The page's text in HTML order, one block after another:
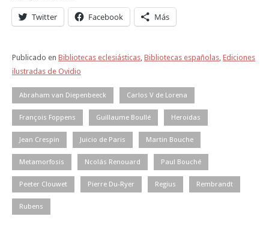
Twitter Facebook Más
Publicado en Bibliotecas eclesiásticas, Bibliotecas españolas, Ediciones
ilustradas de Ovidio
Abraham van Diepenbeeck Carlos V de Lorena
François Foppens Guillaume Boullé Heroidas
Jean Crespin Juicio de Paris Martin Bouche
Metamorfosis Ncolás Renouard Paul Bouché
Peeter Clouwet Pierre Du-Ryer Regius Rembrandt
Rubens